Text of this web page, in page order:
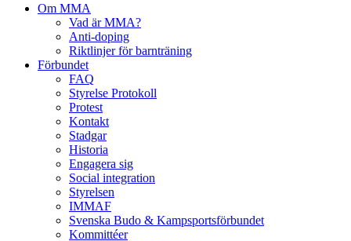
Om MMA
Vad är MMA?
Anti-doping
Riktlinjer för barnträning
Förbundet
FAQ
Styrelse Protokoll
Protest
Kontakt
Stadgar
Historia
Engagera sig
Social integration
Styrelsen
IMMAF
Svenska Budo & Kampsportsförbundet
Kommittéer